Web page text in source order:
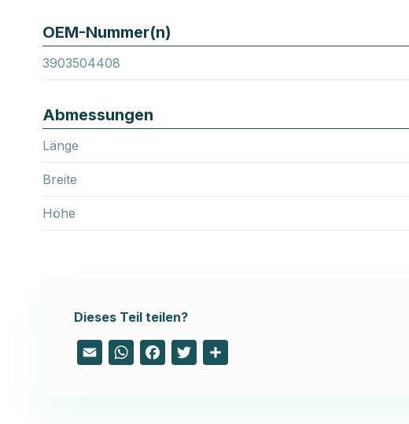
OEM-Nummer(n)
3903504408
Abmessungen
Länge
Breite
Höhe
Dieses Teil teilen?
Email WhatsApp
FacebookTwitter